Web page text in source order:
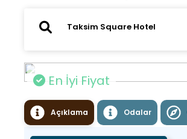
En İyi Fiyat
Açıklama Odalar